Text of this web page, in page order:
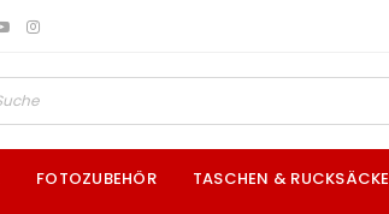
FOTOZUBEHÖR TASCHEN & RUCKSÄCKE